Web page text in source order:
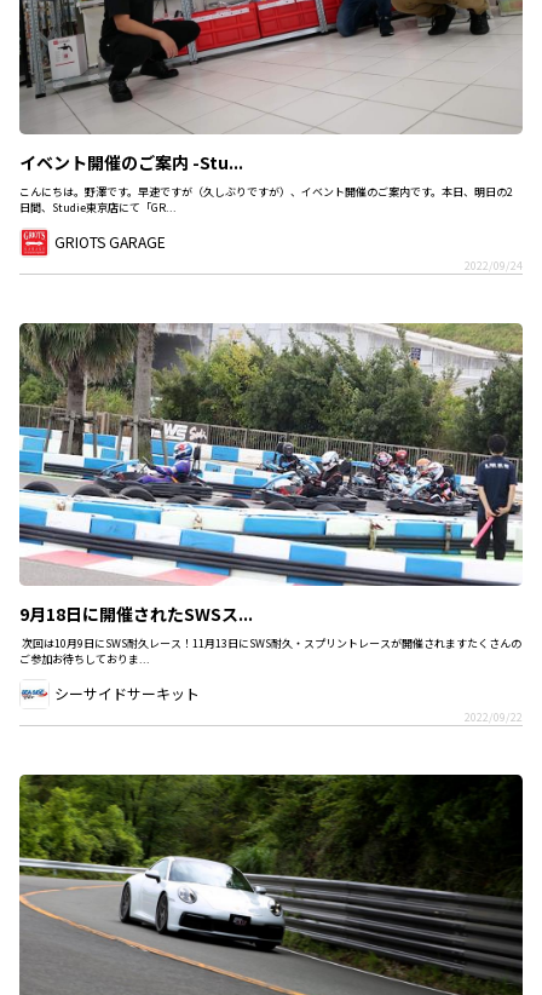
イベント開催のご案内 -Stu...
こんにちは。野澤です。早速ですが（久しぶりですが）、イベント開催のご案内です。本日、明日の2
日間、Studie東京店にて「GR...
GRIOTS GARAGE
2022/09/24
9月18日に開催されたSWSス...
次回は10月9日にSWS耐久レース！11月13日にSWS耐久・スプリントレースが開催されますたくさんの
ご参加お待ちしておりま...
シーサイドサーキット
2022/09/22